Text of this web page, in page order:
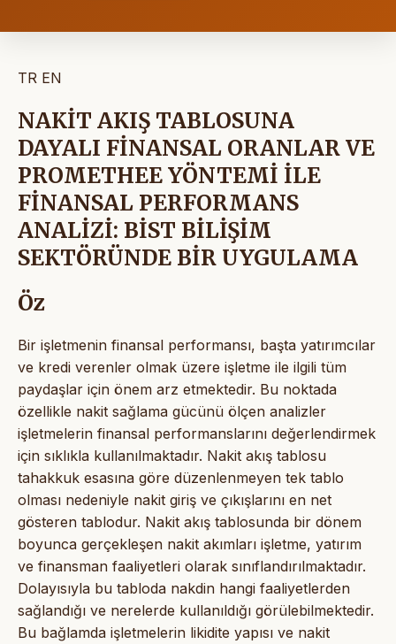
TR EN
NAKİT AKIŞ TABLOSUNA
DAYALI FİNANSAL ORANLAR VE
PROMETHEE YÖNTEMİ İLE
FİNANSAL PERFORMANS
ANALİZİ: BİST BİLİŞİM
SEKTÖRÜNDE BİR UYGULAMA
Öz
Bir işletmenin finansal performansı, başta yatırımcılar
ve kredi verenler olmak üzere işletme ile ilgili tüm
paydaşlar için önem arz etmektedir. Bu noktada
özellikle nakit sağlama gücünü ölçen analizler
işletmelerin finansal performanslarını değerlendirmek
için sıklıkla kullanılmaktadır. Nakit akış tablosu
tahakkuk esasına göre düzenlenmeyen tek tablo
olması nedeniyle nakit giriş ve çıkışlarını en net
gösteren tablodur. Nakit akış tablosunda bir dönem
boyunca gerçekleşen nakit akımları işletme, yatırım
ve finansman faaliyetleri olarak sınıflandırılmaktadır.
Dolayısıyla bu tabloda nakdin hangi faaliyetlerden
sağlandığı ve nerelerde kullanıldığı görülebilmektedir.
Bu bağlamda işletmelerin likidite yapısı ve nakit